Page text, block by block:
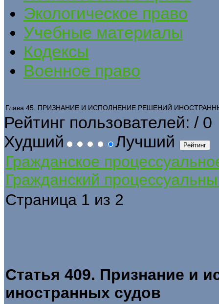
Экологическое право
Учебные материалы
Кодексы
Военное право
Глава 45. ПРИЗНАНИЕ И ИСПОЛНЕНИЕ РЕШЕНИЙ
Рейтинг пользователей: / 0
Худший
Лучший
Гражданское
Гражданский
Страница 1 из 2
Статья 409. Признание и
иностранных судов